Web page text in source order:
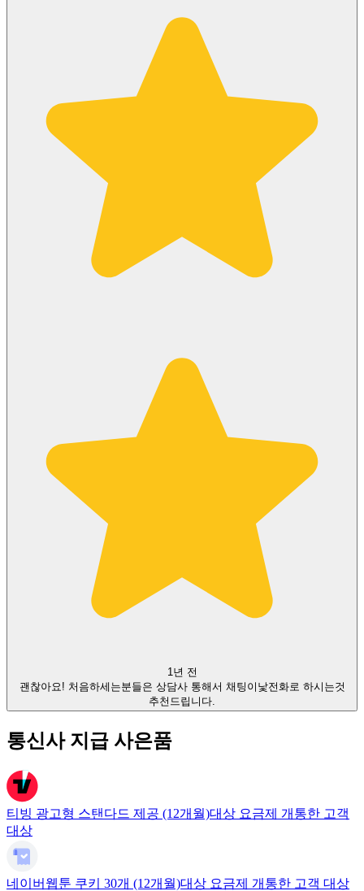
1년 전
괜찮아요! 처음하세는분들은 상담사 통해서 채팅이낯전화로 하시는것
추천드립니다.
통신사 지급 사은품
티빙 광고형 스탠다드 제공 (12개월)대상 요금제 개통한 고객
대상
네이버웹툰 쿠키 30개 (12개월)대상 요금제 개통한 고객 대상